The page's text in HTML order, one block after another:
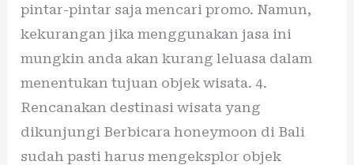
pintar-pintar saja mencari promo. Namun,
kekurangan jika menggunakan jasa ini
mungkin anda akan kurang leluasa dalam
menentukan tujuan objek wisata. 4.
Rencanakan destinasi wisata yang
dikunjungi Berbicara honeymoon di Bali
sudah pasti harus mengeksplor objek